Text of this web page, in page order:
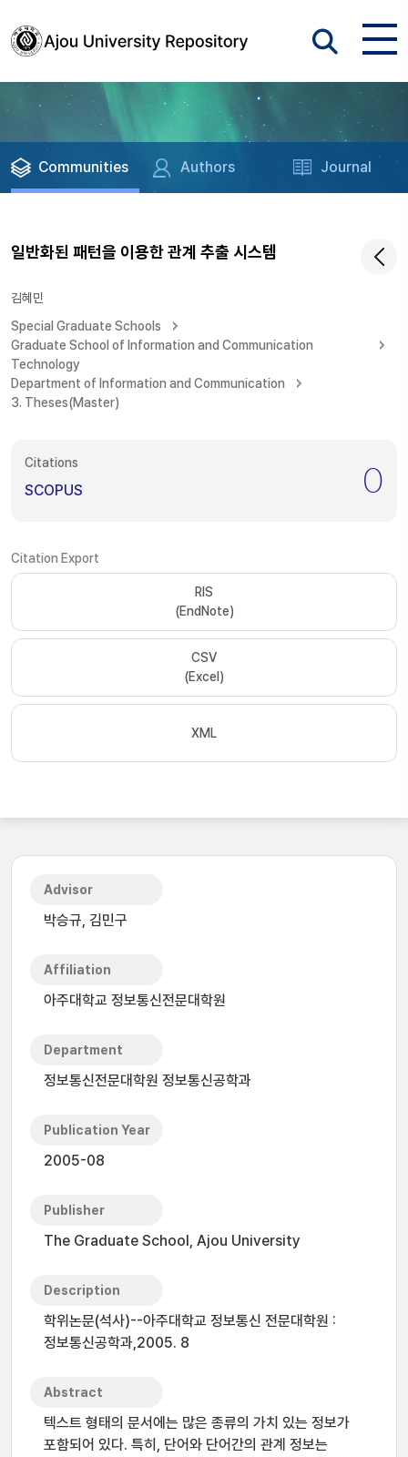
Communities Authors Journal
일반화된 패턴을 이용한 관계 추출 시스템
김혜민
Special Graduate Schools
Graduate School of Information and Communication
Technology
Department of Information and Communication
3. Theses(Master)
Citations
SCOPUS 0
Citation Export
RIS
(EndNote)
CSV
(Excel)
XML
Advisor
박승규, 김민구
Affiliation
아주대학교 정보통신전문대학원
Department
정보통신전문대학원 정보통신공학과
Publication Year
2005-08
Publisher
The Graduate School, Ajou University
Description
학위논문(석사)--아주대학교 정보통신 전문대학원 :
정보통신공학과,2005. 8
Abstract
텍스트 형태의 문서에는 많은 종류의 가치 있는 정보가
포함되어 있다. 특히, 단어와 단어간의 관계 정보는